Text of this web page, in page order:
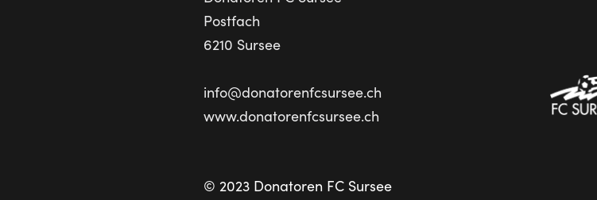
Postfach
6210 Sursee
info@donatorenfcsursee.ch
www.donatorenfcsursee.ch
© 2023 Donatoren FC Sursee